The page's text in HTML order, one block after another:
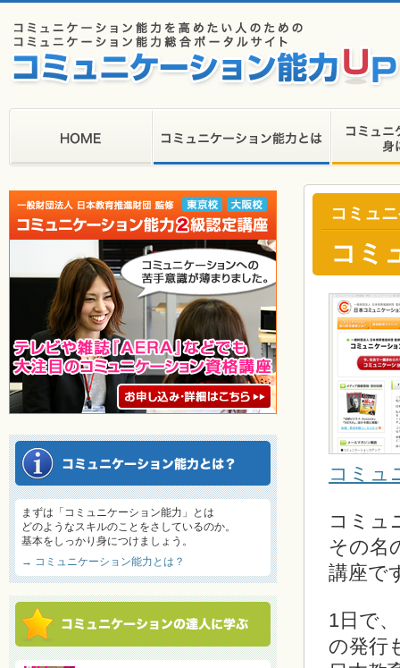
コミュ
コミ
コミュ
コミュ
その名
講座で
1日で
の発行
まずは「コミュニケーション能力」とは
どのようなスキルのことをさしているのか。
基本をしっかり身につけましょう。
→ コミュニケーション能力とは？